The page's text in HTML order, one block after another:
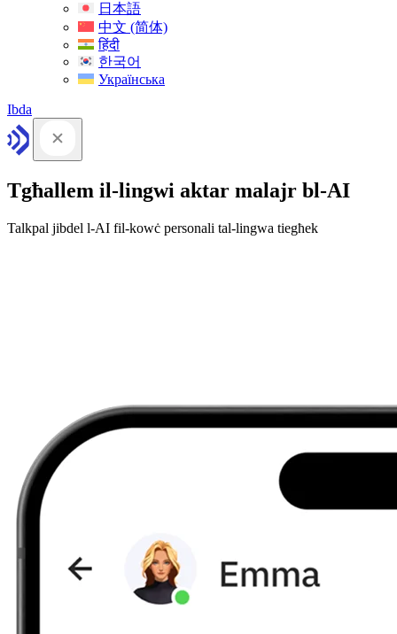
日本語
中文 (简体)
हिंदी
한국어
Українська
Ibda
Tgħallem il-lingwi aktar malajr bl-AI
Talkpal jibdel l-AI fil-kowċ personali tal-lingwa tiegħek